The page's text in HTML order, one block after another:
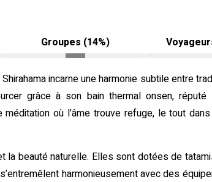
Groupes (14%)
incarne une harmonie subtile entre
grâce à son bain thermal onsen,
où l’âme trouve refuge, le tout
beauté naturelle. Elles sont dotées de
harmonieusement avec des